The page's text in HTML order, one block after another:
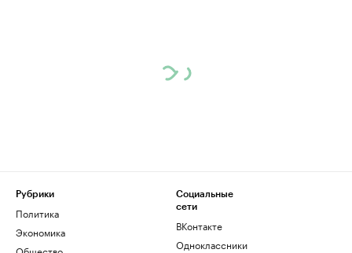
Рубрики
Политика
Экономика
Социальные
сети
ВКонтакте
Одноклассники